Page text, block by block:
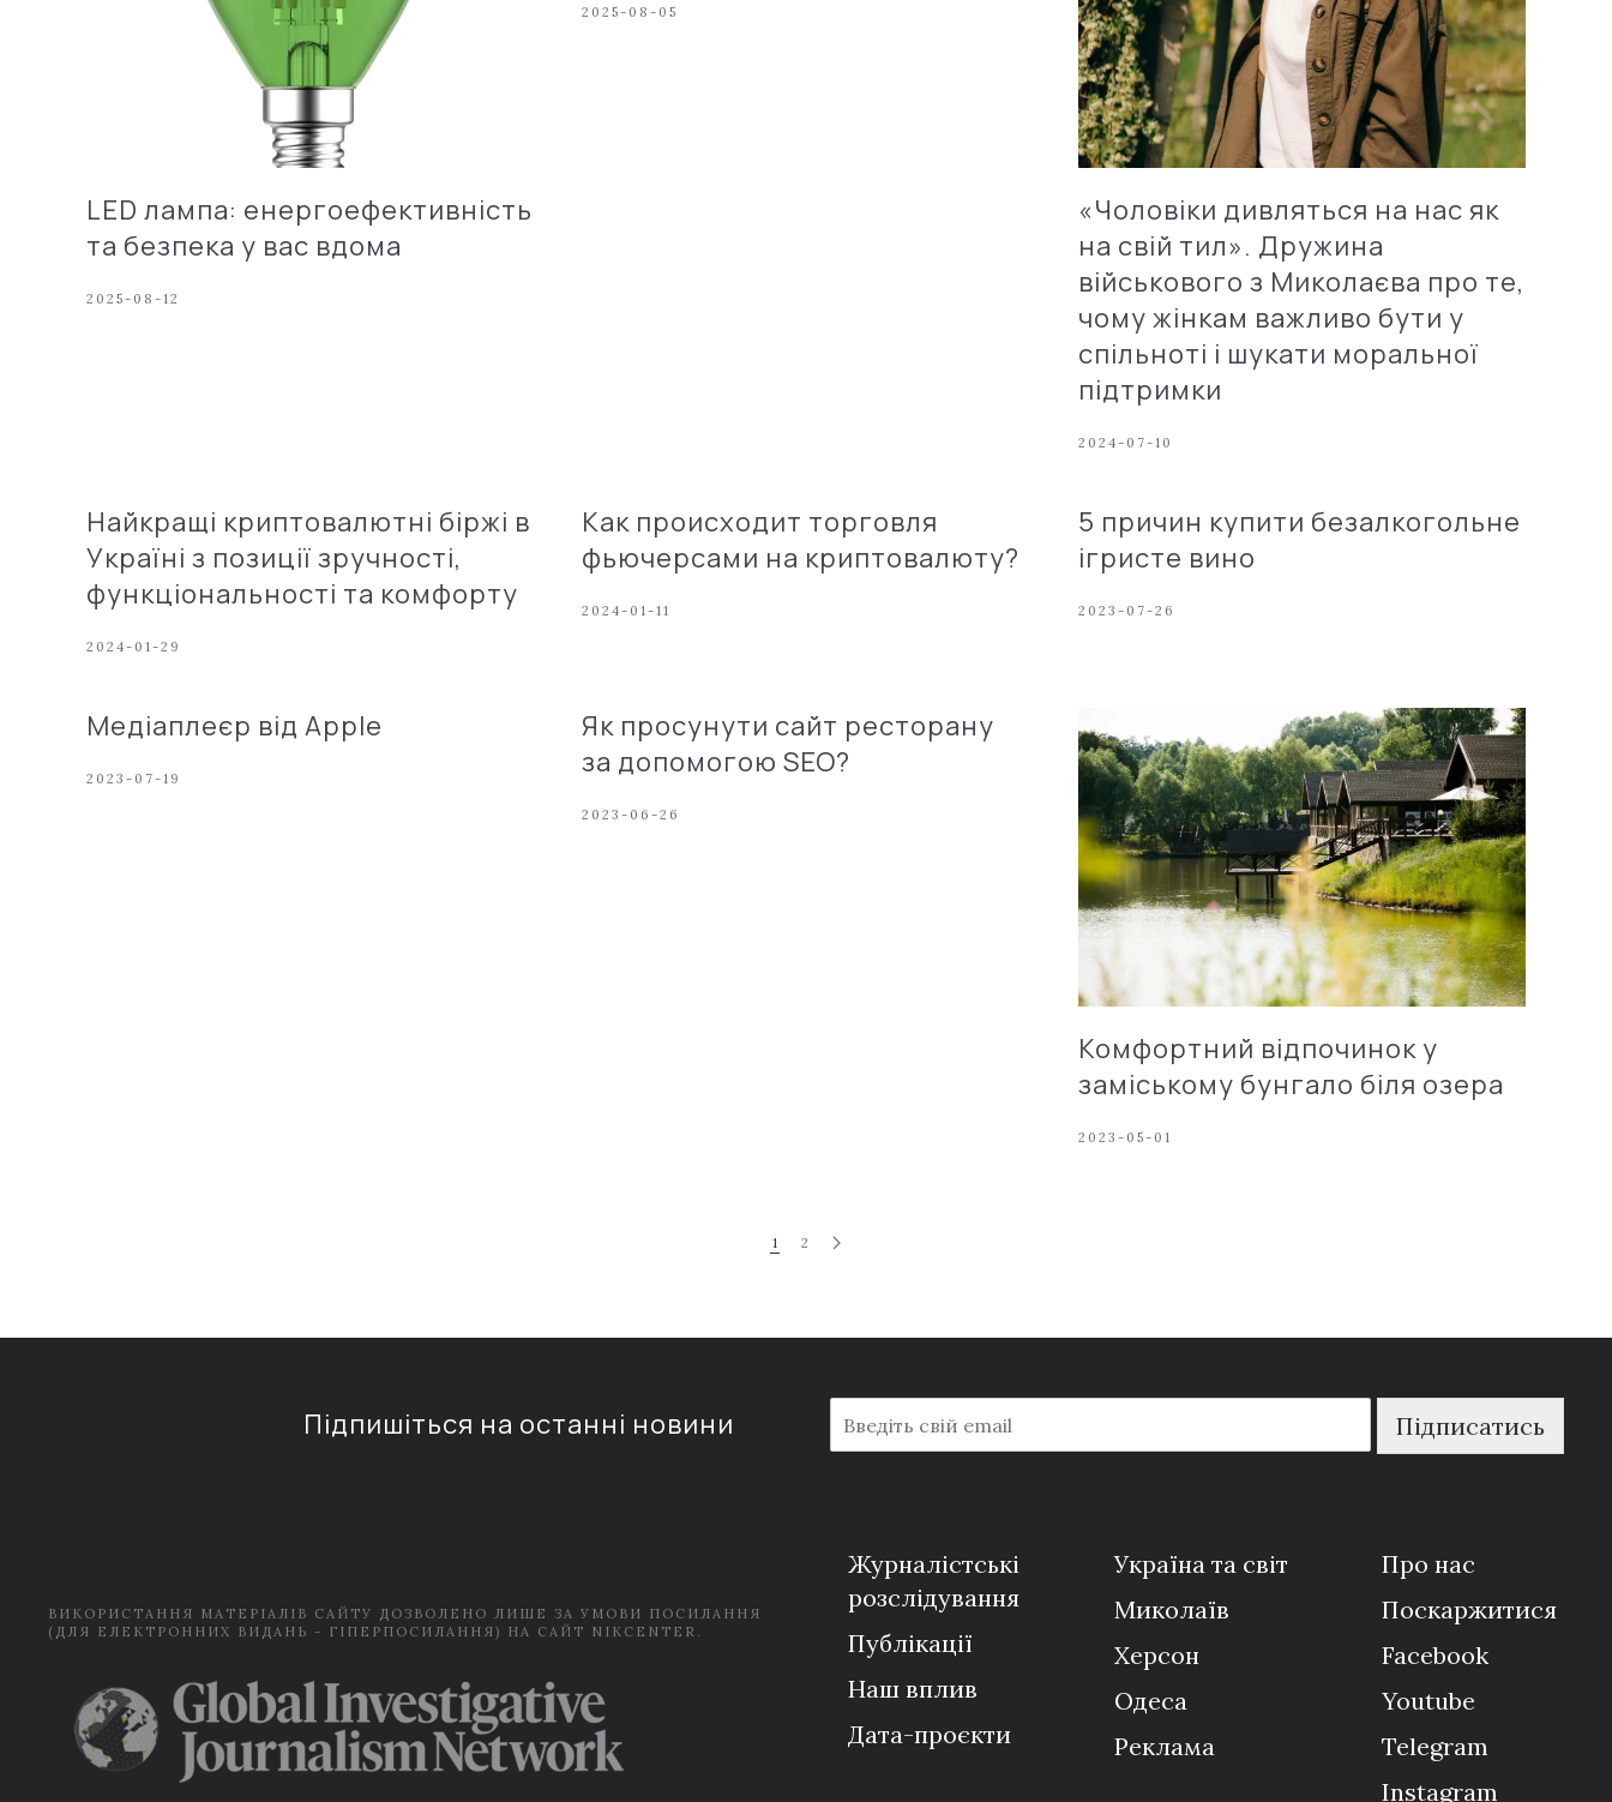
LED лампа: енергоефективність
та безпека у вас вдома
2025-08-12
2025-08-05
«Чоловіки дивляться на нас як
на свій тил». Дружина
військового з Миколаєва про те,
чому жінкам важливо бути у
спільноті і шукати моральної
підтримки
2024-07-10
Найкращі криптовалютні біржі в
Україні з позиції зручності,
функціональності та комфорту
2024-01-29
Как происходит торговля
фьючерсами на криптовалюту?
2024-01-11
5 причин купити безалкогольне
ігристе вино
2023-07-26
Медіаплеєр від Apple
2023-07-19
Як просунути сайт ресторану
за допомогою SEO?
2023-06-26
Комфортний відпочинок у
заміському бунгало біля озера
2023-05-01
1 2
Підпишіться на останні новини
m
a
Підписатись
ВИКОРИСТАННЯ МАТЕРІАЛІВ САЙТУ ДОЗВОЛЕНО ЛИШЕ ЗА УМОВИ ПОСИЛАННЯ
(ДЛЯ ЕЛЕКТРОННИХ ВИДАНЬ - ГІПЕРПОСИЛАННЯ) НА САЙТ NIKCENTER.
Журналістські
розслідування
Публікації
Наш вплив
Дата-проєкти
Україна та світ
Миколаїв
Херсон
Одеса
Реклама
Про нас
Поскаржитися
Facebook
Youtube
Telegram
Instagram